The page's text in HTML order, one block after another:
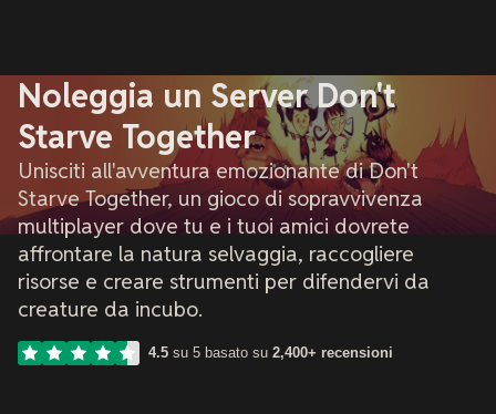
Noleggia un Server Don't
Starve Together
Unisciti all'avventura emozionante di Don't
Starve Together, un gioco di sopravvivenza
multiplayer dove tu e i tuoi amici dovrete
affrontare la natura selvaggia, raccogliere
risorse e creare strumenti per difendervi da
creature da incubo.
4.5 su 5 basato su 2,400+ recensioni